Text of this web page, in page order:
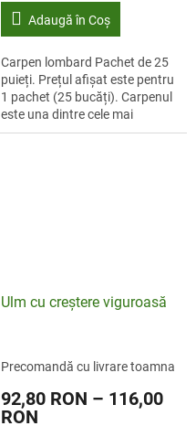
Adaugă în Coş
Carpen lombard Pachet de 25
puieți. Prețul afișat este pentru
1 pachet (25 bucăți). Carpenul
este una dintre cele mai
valoroase și versatile specii
Ulm cu creștere viguroasă
Precomandă cu livrare toamna
92,80 RON – 116,00
RON